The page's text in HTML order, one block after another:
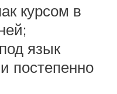
курсом в
язык
постепенно